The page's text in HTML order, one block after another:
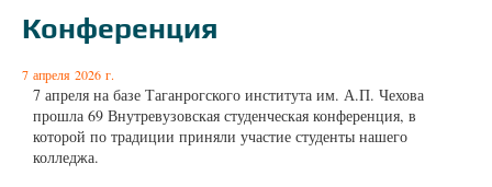
Конференция
7 апреля 2026 г.
7 апреля на базе Таганрогского института им. А.П. Чехова
прошла 69 Внутревузовская студенческая конференция, в
которой по традиции приняли участие студенты нашего
колледжа.